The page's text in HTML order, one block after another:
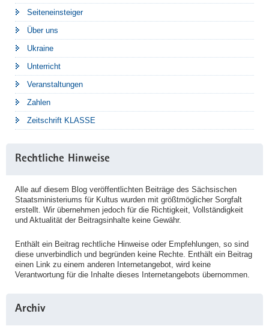
Seiteneinsteiger
Über uns
Ukraine
Unterricht
Veranstaltungen
Zahlen
Zeitschrift KLASSE
Rechtliche Hinweise
Alle auf diesem Blog veröffentlichten Beiträge des Sächsischen
Staatsministeriums für Kultus wurden mit größtmöglicher Sorgfalt
erstellt. Wir übernehmen jedoch für die Richtigkeit, Vollständigkeit
und Aktualität der Beitragsinhalte keine Gewähr.
Enthält ein Beitrag rechtliche Hinweise oder Empfehlungen, so sind
diese unverbindlich und begründen keine Rechte. Enthält ein Beitrag
einen Link zu einem anderen Internetangebot, wird keine
Verantwortung für die Inhalte dieses Internetangebots übernommen.
Archiv